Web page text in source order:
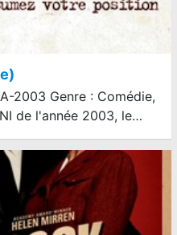
2003 Genre : Comédie,
de l'année 2003, le…